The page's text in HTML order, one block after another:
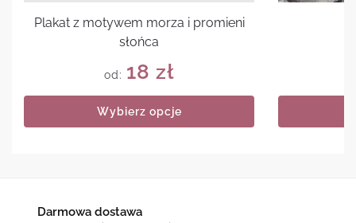
Plakat z motywem morza i promieni
słońca
od: 18 zł
Wybierz opcje
Darmowa dostawa